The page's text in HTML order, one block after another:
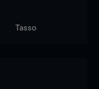
Tasso